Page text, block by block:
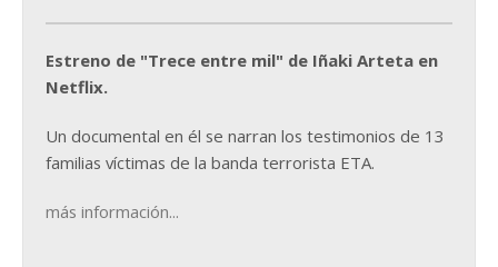
Estreno de "Trece entre mil" de Iñaki Arteta en
Netflix.
Un documental en él se narran los testimonios de 13
familias víctimas de la banda terrorista ETA.
más información...